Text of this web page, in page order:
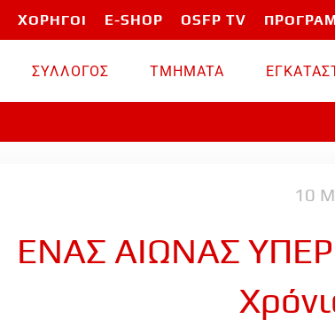
ΧΟΡΗΓΟΙ E-SHOP OSFP TV
ΣΥΛΛΟΓΟΣ TMHMATA
10
ΕΝΑΣ ΑΙΩΝΑΣ